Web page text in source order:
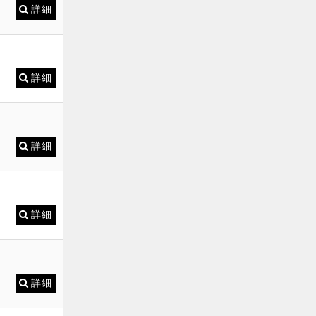
詳細
詳細
詳細
詳細
詳細